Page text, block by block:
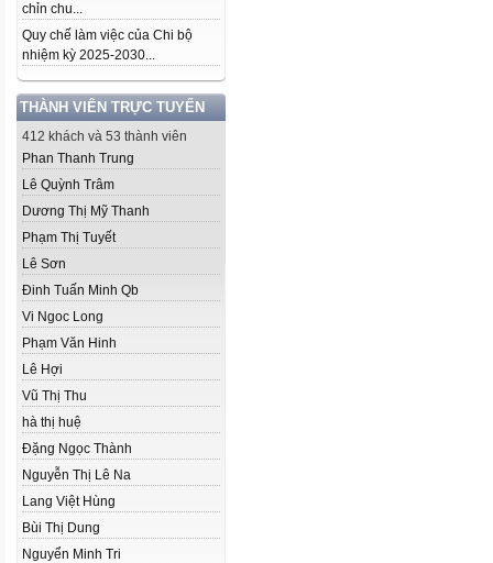
chỉn chu...
Quy chế làm việc của Chi bộ
nhiệm kỳ 2025-2030...
THÀNH VIÊN TRỰC TUYẾN
412 khách và 53 thành viên
Phan Thanh Trung
Lê Quỳnh Trâm
Dương Thị Mỹ Thanh
Phạm Thị Tuyết
Lê Sơn
Đinh Tuấn Minh Qb
Vi Ngoc Long
Phạm Văn Hinh
Lê Hợi
Vũ Thị Thu
hà thị huệ
Đặng Ngọc Thành
Nguyễn Thị Lê Na
Lang Việt Hùng
Bùi Thị Dung
Nguyển Minh Tri